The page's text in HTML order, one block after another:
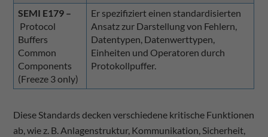
SEMI E179 –
Protocol
Buffers
Common
Components
(Freeze 3 only)
Er spezifiziert einen standardisierten
Ansatz zur Darstellung von Fehlern,
Datentypen, Datenwerttypen,
Einheiten und Operatoren durch
Protokollpuffer.
Diese Standards decken verschiedene kritische Funktionen
ab, wie z. B. Anlagenstruktur, Kommunikation, Sicherheit,